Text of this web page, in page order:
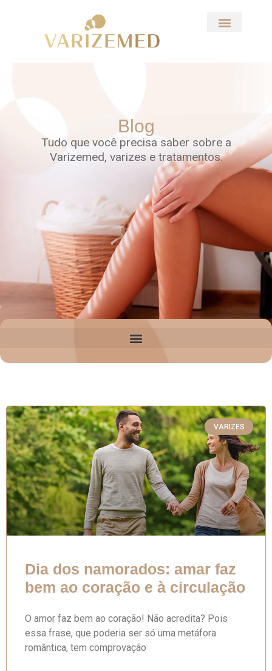
Blog
Tudo que você precisa saber sobre a
Varizemed, varizes e tratamentos.
VARIZES
Dia dos namorados: amar faz
bem ao coração e à circulação
O amor faz bem ao coração! Não acredita? Pois
essa frase, que poderia ser só uma metáfora
romântica, tem comprovação